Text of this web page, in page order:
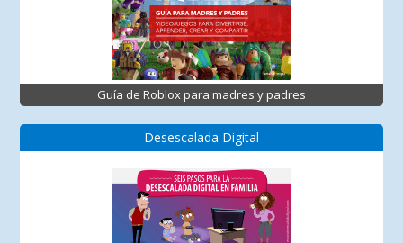
Guía de Roblox para madres y padres
Desescalada Digital